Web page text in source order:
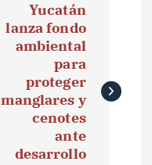
Yucatán
lanza fondo
ambiental
para
proteger
manglares y
cenotes
ante
desarrollo